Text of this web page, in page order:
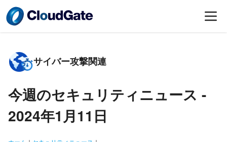
サイバー攻撃関連
今週のセキュリティニュース -
2024年1月11日